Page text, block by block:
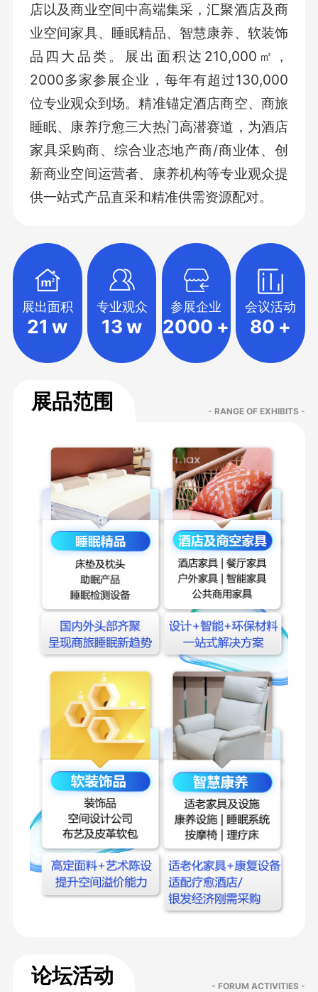
店以及商业空间中高端集采，汇聚酒店及商
业空间家具、睡眠精品、智慧康养、软装饰
品四大品类。展出面积达210,000㎡，
2000多家参展企业，每年有超过130,000
位专业观众到场。精准锚定酒店商空、商旅
睡眠、康养疗愈三大热门高潜赛道，为酒店
家具采购商、综合业态地产商/商业体、创
新商业空间运营者、康养机构等专业观众提
供一站式产品直采和精准供需资源配对。
展出面积
21 w
专业观众
13w
参展企业
2000 +
会议活动
80 +
展品范围 - RANGE OF EXHIBITS -
论坛活动 - FORUM ACTIVITIES -